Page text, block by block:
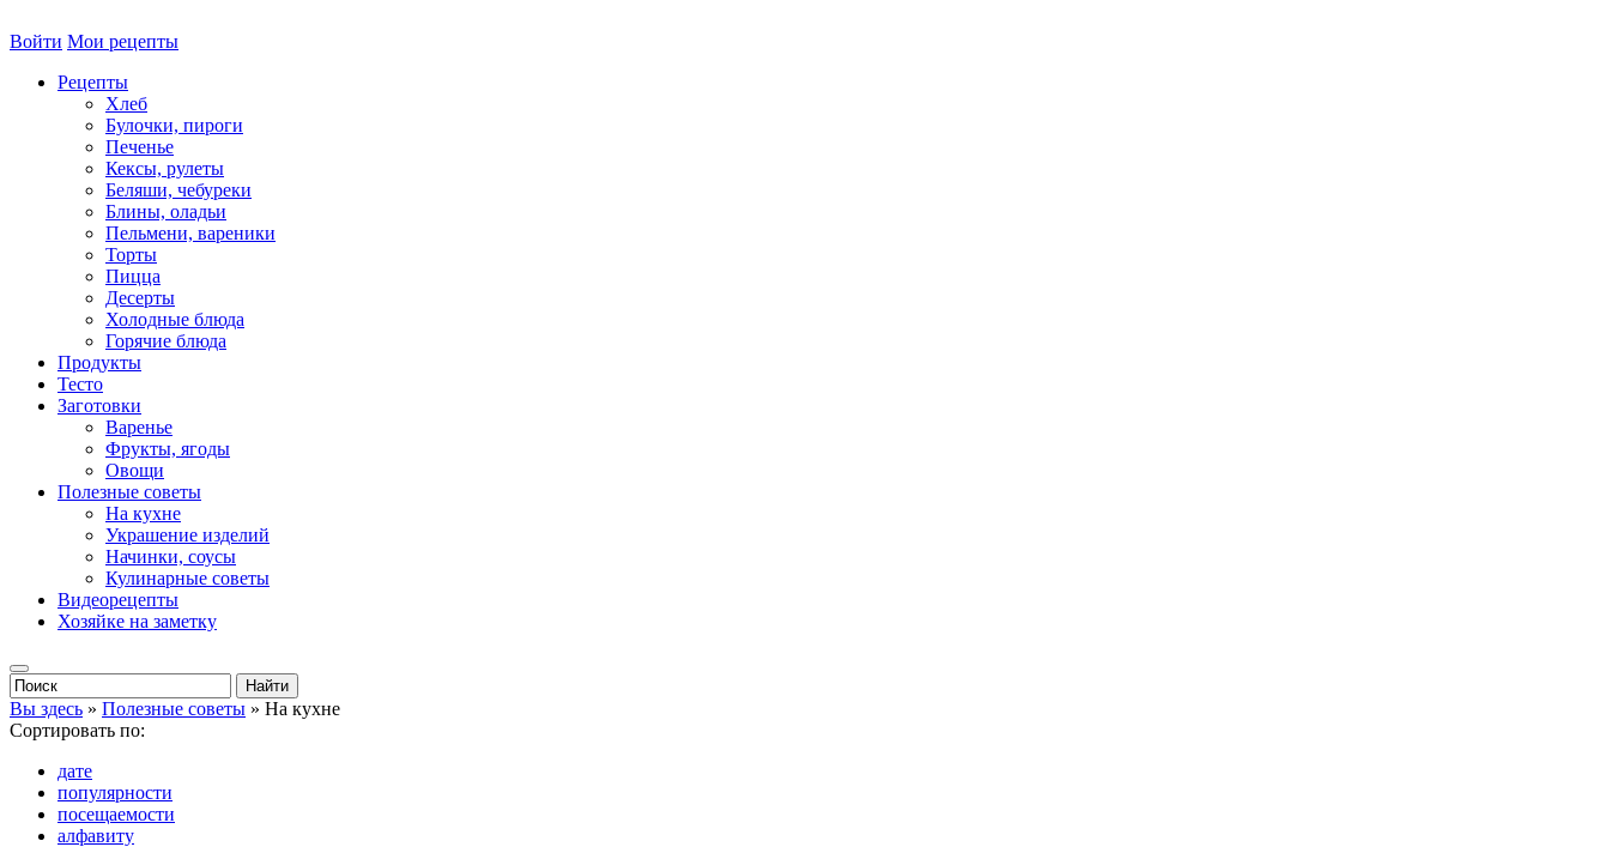
Войти Мои рецепты
Рецепты
Хлеб
Булочки, пироги
Печенье
Кексы, рулеты
Беляши, чебуреки
Блины, оладьи
Пельмени, вареники
Торты
Пицца
Десерты
Холодные блюда
Горячие блюда
Продукты
Тесто
Заготовки
Варенье
Фрукты, ягоды
Овощи
Полезные советы
На кухне
Украшение изделий
Начинки, соусы
Кулинарные советы
Видеорецепты
Хозяйке на заметку
Вы здесь » Полезные советы » На кухне
Сортировать по:
дате
популярности
посещаемости
алфавиту